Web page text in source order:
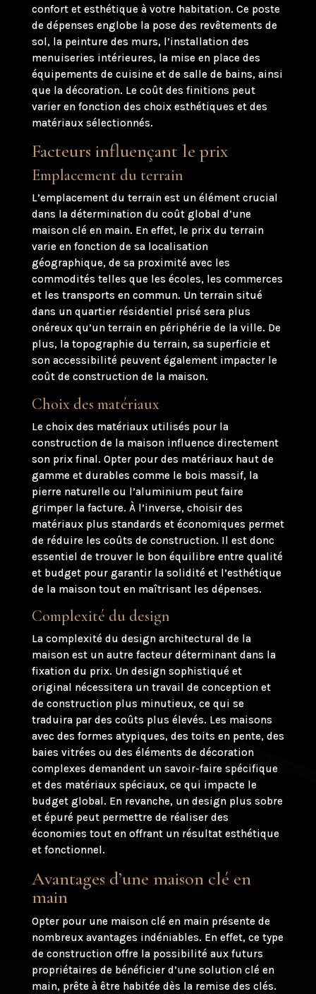
confort et esthétique à votre habitation. Ce poste
de dépenses englobe la pose des revêtements de
sol, la peinture des murs, l’installation des
menuiseries intérieures, la mise en place des
équipements de cuisine et de salle de bains, ainsi
que la décoration. Le coût des finitions peut
varier en fonction des choix esthétiques et des
matériaux sélectionnés.
Facteurs influençant le prix
Emplacement du terrain
L’emplacement du terrain est un élément crucial
dans la détermination du coût global d’une
maison clé en main. En effet, le prix du terrain
varie en fonction de sa localisation
géographique, de sa proximité avec les
commodités telles que les écoles, les commerces
et les transports en commun. Un terrain situé
dans un quartier résidentiel prisé sera plus
onéreux qu’un terrain en périphérie de la ville. De
plus, la topographie du terrain, sa superficie et
son accessibilité peuvent également impacter le
coût de construction de la maison.
Choix des matériaux
Le choix des matériaux utilisés pour la
construction de la maison influence directement
son prix final. Opter pour des matériaux haut de
gamme et durables comme le bois massif, la
pierre naturelle ou l’aluminium peut faire
grimper la facture. À l’inverse, choisir des
matériaux plus standards et économiques permet
de réduire les coûts de construction. Il est donc
essentiel de trouver le bon équilibre entre qualité
et budget pour garantir la solidité et l’esthétique
de la maison tout en maîtrisant les dépenses.
Complexité du design
La complexité du design architectural de la
maison est un autre facteur déterminant dans la
fixation du prix. Un design sophistiqué et
original nécessitera un travail de conception et
de construction plus minutieux, ce qui se
traduira par des coûts plus élevés. Les maisons
avec des formes atypiques, des toits en pente, des
baies vitrées ou des éléments de décoration
complexes demandent un savoir-faire spécifique
et des matériaux spéciaux, ce qui impacte le
budget global. En revanche, un design plus sobre
et épuré peut permettre de réaliser des
économies tout en offrant un résultat esthétique
et fonctionnel.
Avantages d’une maison clé en
main
Opter pour une maison clé en main présente de
nombreux avantages indéniables. En effet, ce type
de construction offre la possibilité aux futurs
propriétaires de bénéficier d’une solution clé en
main, prête à être habitée dès la remise des clés.